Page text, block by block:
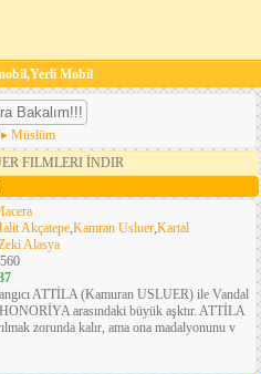
Mobil
Müslüm
FILMLERI İNDIR
Akçatepe,Kamran Usluer,Kartal
Alasya
ATTİLA (Kamuran USLUER) ile Vandal
HONORİYA arasındaki büyük aşktır. ATTİLA
zorunda kalır, ama ona madalyonunu v